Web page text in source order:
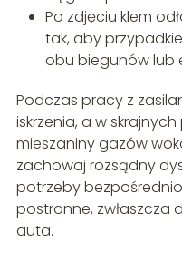
Po zdjęciu klem
tak, aby
obu biegunów lub
Podczas pracy z
iskrzenia, a w
mieszaniny gazów
zachowaj rozsądny
potrzeby
postronne, zwłaszcza
auta.